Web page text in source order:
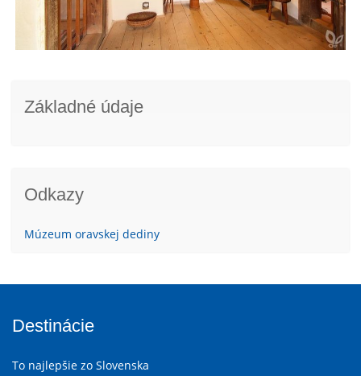
Základné údaje
Odkazy
Múzeum oravskej dediny
Destinácie
To najlepšie zo Slovenska